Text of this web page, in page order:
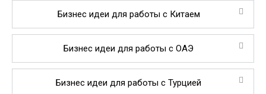
Бизнес идеи для работы с Китаем
Бизнес идеи для работы с ОАЭ
Бизнес идеи для работы с Турцией